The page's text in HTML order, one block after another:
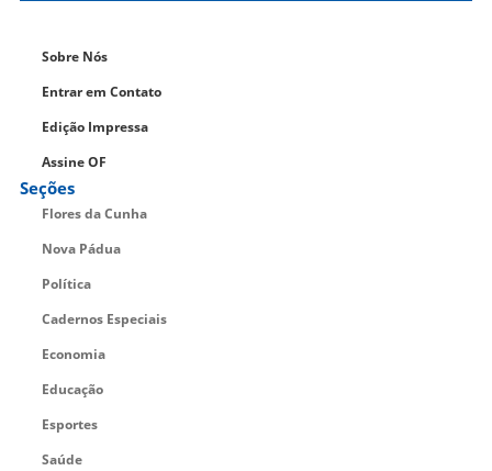
Sobre Nós
Entrar em Contato
Edição Impressa
Assine OF
Seções
Flores da Cunha
Nova Pádua
Política
Cadernos Especiais
Economia
Educação
Esportes
Saúde